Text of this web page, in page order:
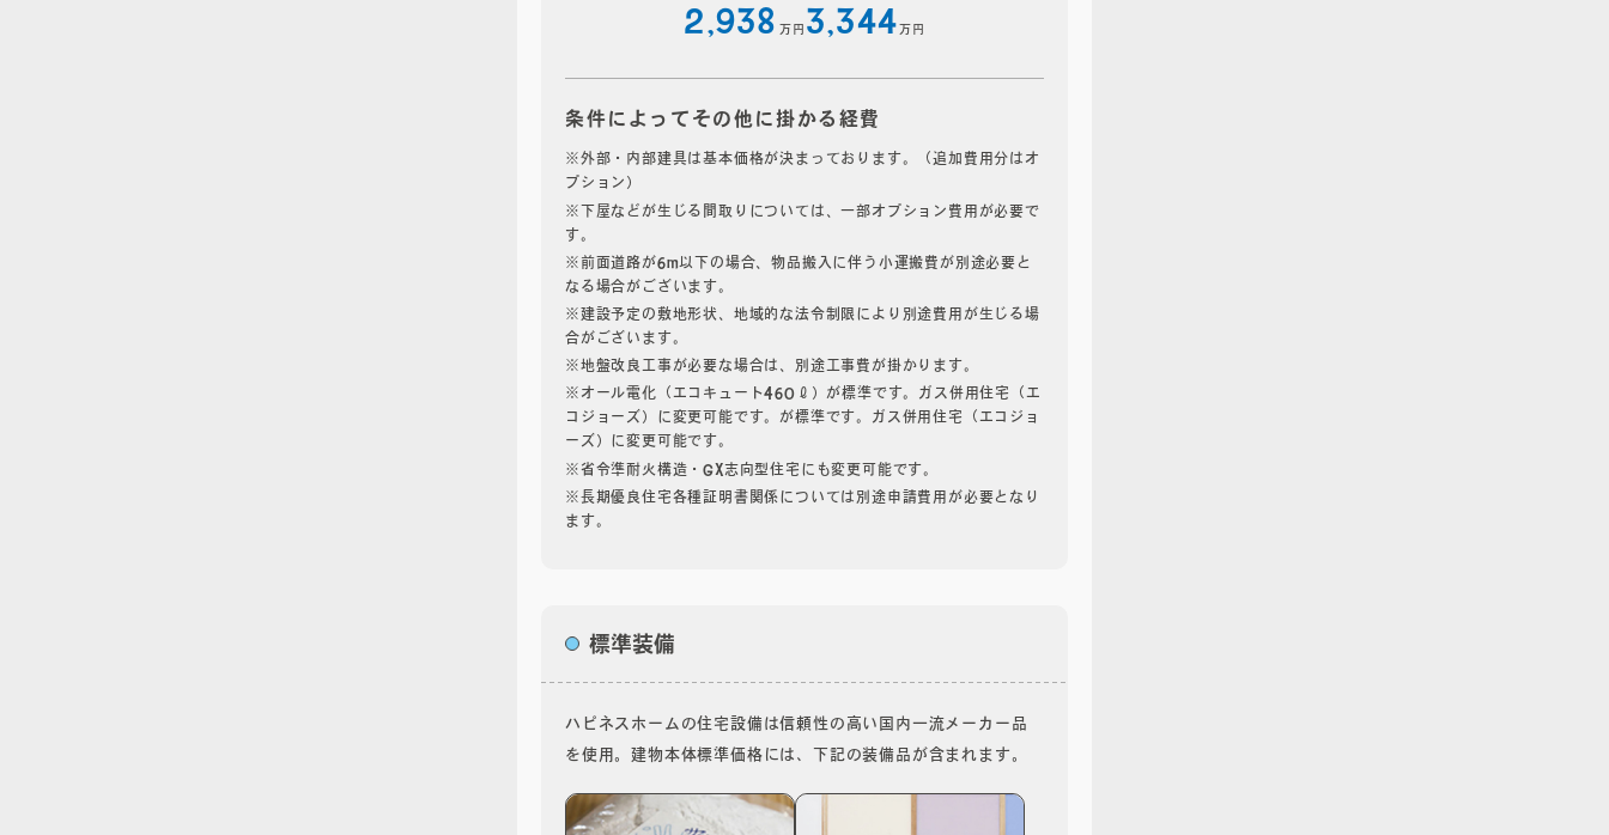
2,938 万円 3,344万円
条件によってその他に掛かる経費
※外部・内部建具は基本価格が決まっております。（追加費用分はオ
プション）
※下屋などが生じる間取りについては、一部オプション費用が必要で
す。
※前面道路が6m以下の場合、物品搬入に伴う小運搬費が別途必要と
なる場合がございます。
※建設予定の敷地形状、地域的な法令制限により別途費用が生じる場
合がございます。
※地盤改良工事が必要な場合は、別途工事費が掛かります。
※オール電化（エコキュート460ℓ）が標準です。ガス併用住宅（エ
コジョーズ）に変更可能です。が標準です。ガス併用住宅（エコジョ
ーズ）に変更可能です。
※省令準耐火構造・GX志向型住宅にも変更可能です。
※長期優良住宅各種証明書関係については別途申請費用が必要となり
ます。
標準装備
ハピネスホームの住宅設備は信頼性の高い国内一流メーカー品
を使用。建物本体標準価格には、下記の装備品が含まれます。